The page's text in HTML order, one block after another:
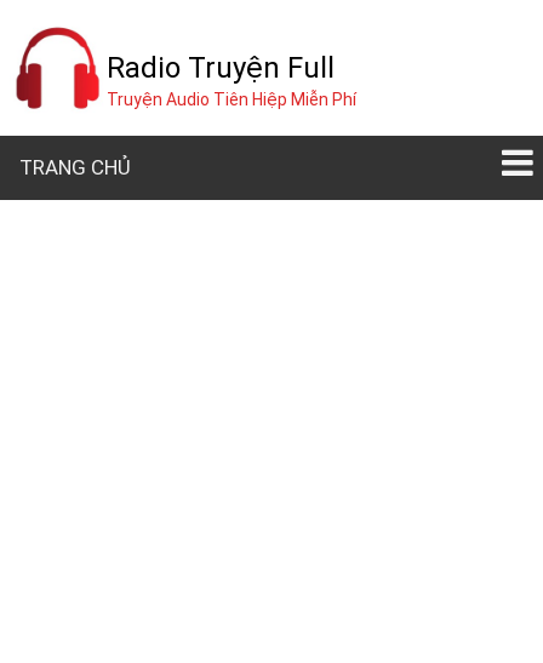
Radio Truyện Full
Truyện Audio Tiên Hiệp Miễn Phí
TRANG CHỦ